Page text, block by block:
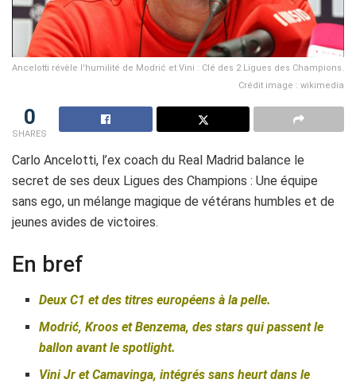
Ancelotti révèle l'humilité de Modrić et Vini : Clé des 2 Ligues des Champions.
Crédit image : wikimedia
0
SHARES
Carlo Ancelotti, l’ex coach du Real Madrid balance le
secret de ses deux Ligues des Champions : Une équipe
sans ego, un mélange magique de vétérans humbles et de
jeunes avides de victoires.
En bref
Deux C1 et des titres européens à la pelle.
Modrić, Kroos et Benzema, des stars qui passent le
ballon avant le spotlight.
Vini Jr et Camavinga, intégrés sans heurt dans le